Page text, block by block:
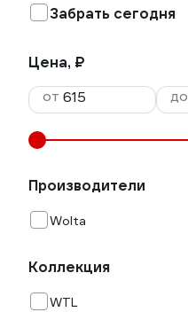
Забрать сегодня
Цена, ₽
от
до
Производители
Wolta
Коллекция
WTL